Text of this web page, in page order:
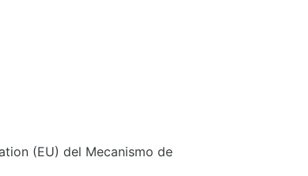
(EU) del Mecanismo de